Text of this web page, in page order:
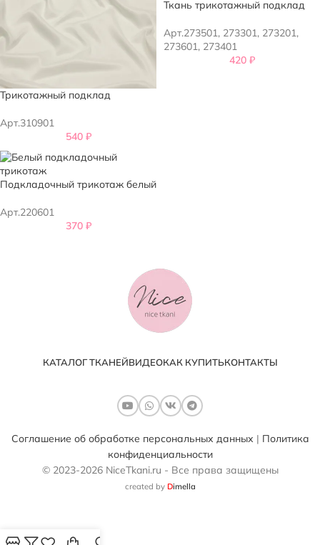
Трикотажный подклад
Арт.310901
540 ₽
Ткань трикотажный подклад
Арт.273501, 273301, 273201,
273601, 273401
420 ₽
Подкладочный трикотаж белый
Арт.220601
370 ₽
КАТАЛОГ ТКАНЕЙВИДЕОКАК КУПИТЬКОНТАКТЫ
Соглашение об обработке персональных данных | Политика
конфиденциальности
© 2023-2026 NiceTkani.ru - Все права защищены
created by Dimella